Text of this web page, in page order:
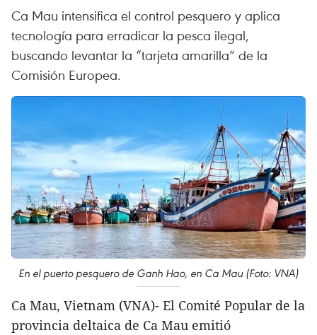
Ca Mau intensifica el control pesquero y aplica
tecnología para erradicar la pesca ilegal,
buscando levantar la “tarjeta amarilla” de la
Comisión Europea.
En el puerto pesquero de Ganh Hao, en Ca Mau (Foto: VNA)
Ca Mau, Vietnam (VNA)- El Comité Popular de la
provincia deltaica de Ca Mau emitió